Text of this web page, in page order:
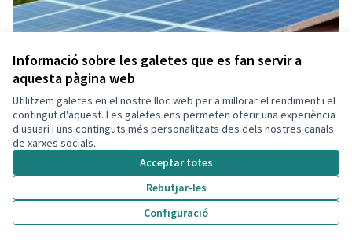
Informació sobre les galetes que es fan servir a
aquesta pàgina web
Utilitzem galetes en el nostre lloc web per a millorar el rendiment i el
contingut d'aquest. Les galetes ens permeten oferir una experiència
d'usuari i uns continguts més personalitzats des dels nostres canals
de xarxes socials.
Acceptar totes
Rebutjar-les
Configuració
Energies Renovables
Acceptada